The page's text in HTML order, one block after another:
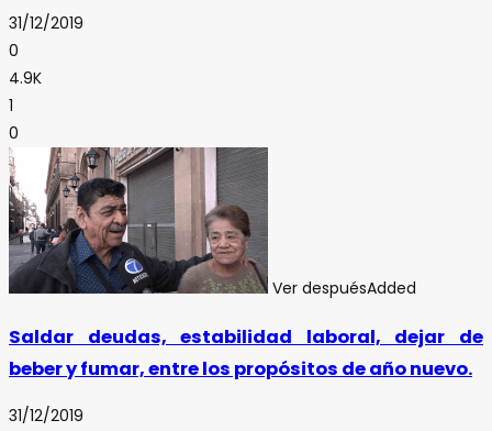
31/12/2019
0
4.9K
1
0
Ver despuésAdded
Saldar deudas, estabilidad laboral, dejar de
beber y fumar, entre los propósitos de año nuevo.
31/12/2019